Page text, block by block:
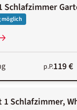
Schlafzimmer
möglich
p.P.119 €
Schlafzimmer,